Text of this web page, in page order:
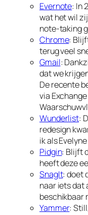
Evernote: In
wat het wil
note-taking
Chrome:
terug veel
Gmail:
dat we
De recente
via
Wunderlist:
redesign
ik als
Pidgin: Blijft
heeft deze
SnagIt: doet
naar iets dat
beschikbaar
Yammer: